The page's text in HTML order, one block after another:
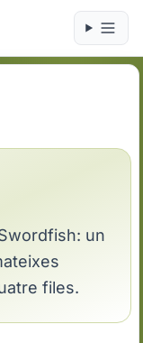
un
files.